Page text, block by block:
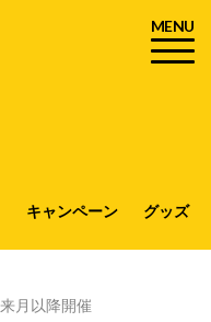
MENU
キャンペーン グッズ
来月以降開催